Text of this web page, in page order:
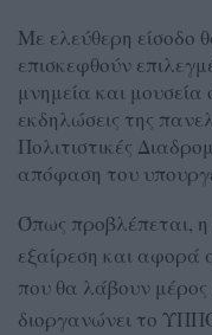
Με ελεύθερη είσοδο
επισκεφθούν
μνημεία και μουσεία
εκδηλώσεις της
Πολιτιστικές
απόφαση του
Όπως προβλέπεται,
εξαίρεση και αφορά
που θα λάβουν μέρος
διοργανώνει το